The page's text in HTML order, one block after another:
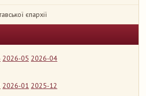
єпархії
2026-05 2026-04
2026-01 2025-12